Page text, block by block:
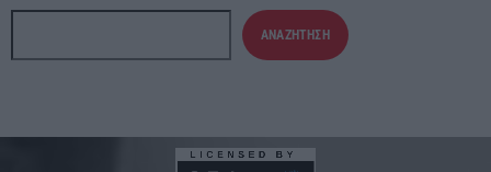
ΑΝΑΖΉΤΗΣΗ